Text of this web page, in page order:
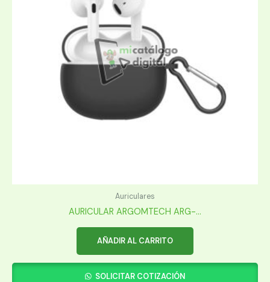
Auriculares
AURICULAR ARGOMTECH ARG-...
AÑADIR AL CARRITO
SOLICITAR COTIZACIÓN